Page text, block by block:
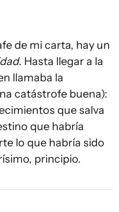
de mi carta, hay un
. Hasta llegar a la
llamaba la
catástrofe buena):
que salva
que habría
lo que habría sido
principio.